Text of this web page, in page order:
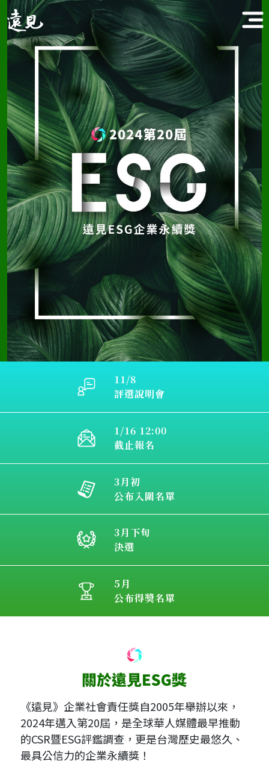
11/8
評選說明會
1/16 12:00
截止報名
3月初
公布入圍名單
3月下旬
決選
5月
公布得獎名單
《遠見》企業社會責任獎自2005年舉辦以來，
2024年邁入第20屆，是全球華人媒體最早推動
的CSR暨ESG評鑑調查，更是台灣歷史最悠久、
最具公信力的企業永續獎！